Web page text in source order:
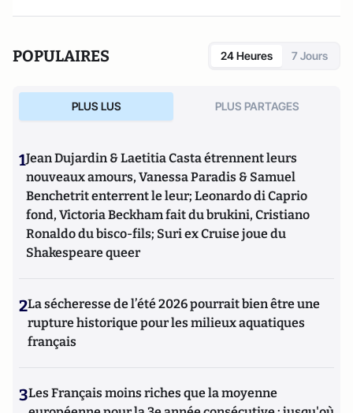
POPULAIRES 24 Heures 7 Jours
PLUS LUS PLUS PARTAGES
1Jean Dujardin & Laetitia Casta étrennent leurs
nouveaux amours, Vanessa Paradis & Samuel
Benchetrit enterrent le leur; Leonardo di Caprio
fond, Victoria Beckham fait du brukini, Cristiano
Ronaldo du bisco-fils; Suri ex Cruise joue du
Shakespeare queer
2La sécheresse de l’été 2026 pourrait bien être une
rupture historique pour les milieux aquatiques
français
3Les Français moins riches que la moyenne